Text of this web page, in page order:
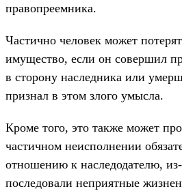
правопреемника.
Частично человек может
имущество, если он совершил
в сторону наследника или
признал в этом злого умысла.
Кроме того, это также может
частичном неисполнении
отношению к наследодателю,
последовали неприятные